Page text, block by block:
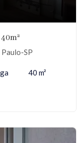
Paulo-SP
40 m²